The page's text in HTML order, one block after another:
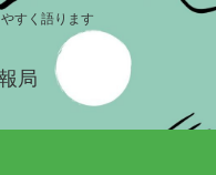
すく語ります
局